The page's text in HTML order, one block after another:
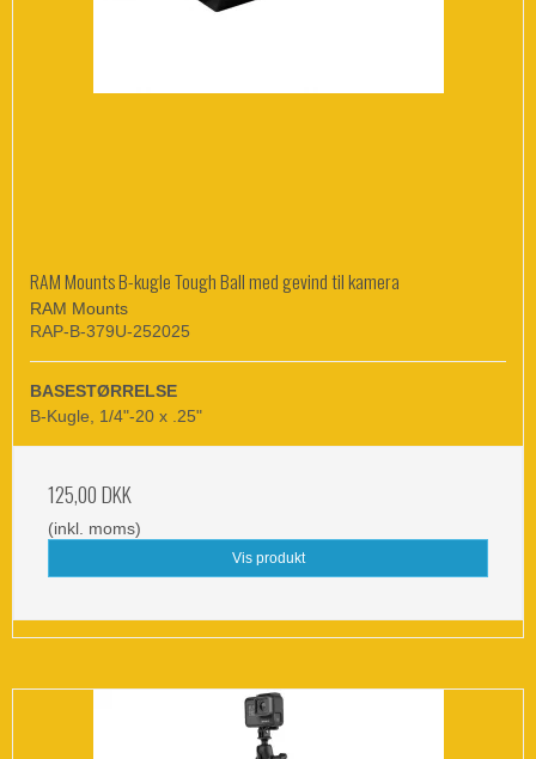
RAM Mounts B-kugle Tough Ball med gevind til kamera
RAM Mounts
RAP-B-379U-252025
BASESTØRRELSE
B-Kugle, 1/4"-20 x .25"
125,00 DKK
(inkl. moms)
Vis produkt